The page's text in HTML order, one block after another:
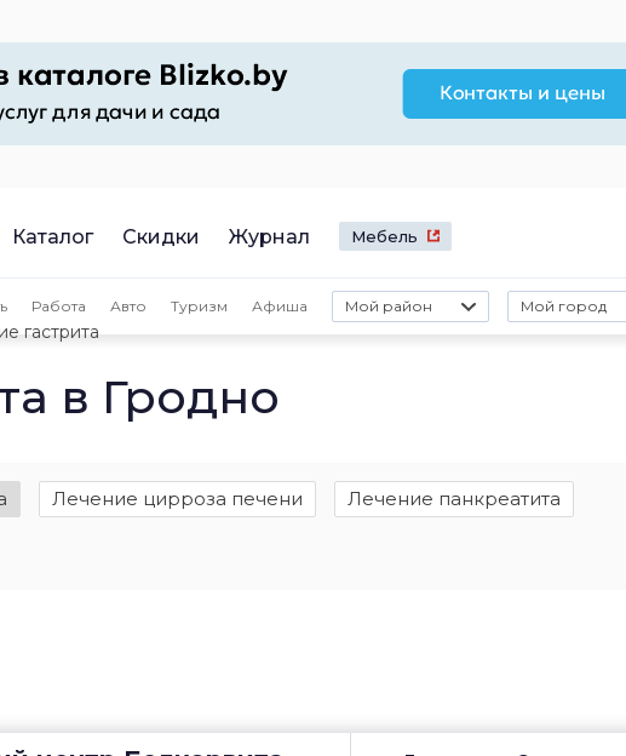
Каталог Скидки Журнал Мебель
Работа Авто Туризм Афиша Мой район Мой город
гастрита
в Гродно
Лечение цирроза печени Лечение панкреатита